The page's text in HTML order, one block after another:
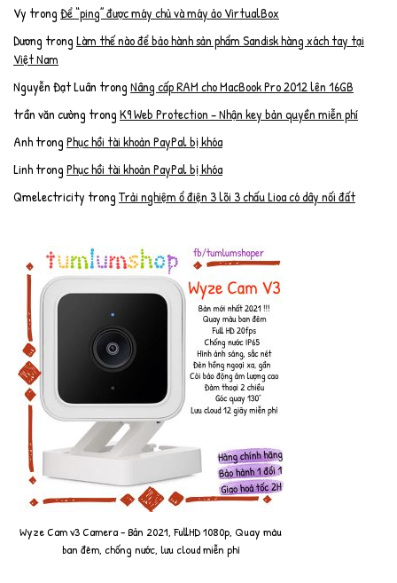
Vy trongĐể “ping” được máy chủ và máy ảo VirtualBox
Dương trongLàm thế nào để bảo hành sản phẩm Sandisk hàng xách tay tại
Việt Nam
Nguyễn Đạt Luân trongNâng cấp RAM cho MacBook Pro 2012 lên 16GB
trần văn cường trongK9 Web Protection – Nhận key bản quyền miễn phí
AnhtrongPhục hồi tài khoản PayPal bị khóa
LinhtrongPhục hồi tài khoản PayPal bị khóa
Qmelectricity trongTrải nghiệm ổ điện 3 lõi 3 chấu Lioa có dây nối đất
Wyze Cam v3 Camera - Bản 2021, FullHD 1080p, Quay màu
ban đêm, chống nước, lưu cloud miễn phí